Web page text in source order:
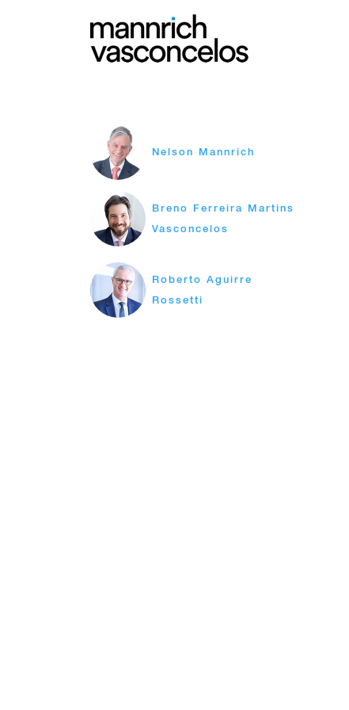
Nelson Mannrich
Breno Ferreira Martins
Vasconcelos
Roberto Aguirre
Rossetti